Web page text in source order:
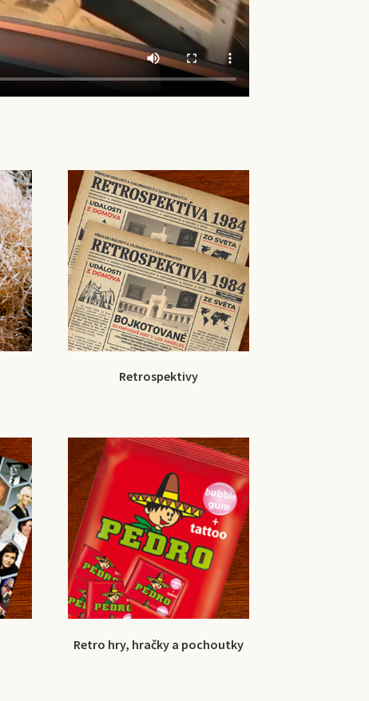
Retrospektivy
Retro hry, hračky a pochoutky